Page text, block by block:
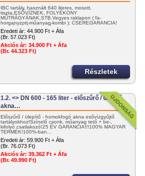
IBC tartály, használt 640 literes, mosott,
tiszta,ESŐVÍZNEK, FOLYÉKONY
MŰTRÁGYÁNAK,STB.Vegyes raklapon ( fa-
horganyzott-műanyag-kombi ); CSEREGARANCIA!
KISZÁLLÍTÁS: NETTÓ…
Eredeti ár: 44.900 Ft + Áfa
(Br. 57.023 Ft)
Akciós ár: 34.900 Ft + Áfa
(Br. 44.323 Ft)
Részletek
1.2. <> DN 600 - 165 liter - előszűrő / ülepítő
akna…
Előszűrő / ülepítő - homokfogó akna esővízgyűjtő
tartályokhoz!Színelő csonk, műanyag tető + be-,
kifolyó csatlakozó!25 ÉV GARANCIA!!!100% MAGYAR
TERMÉK!100%-ban…
Eredeti ár: 59.900 Ft + Áfa
(Br. 76.073 Ft)
Akciós ár: 39.362 Ft + Áfa
(Br. 49.990 Ft)